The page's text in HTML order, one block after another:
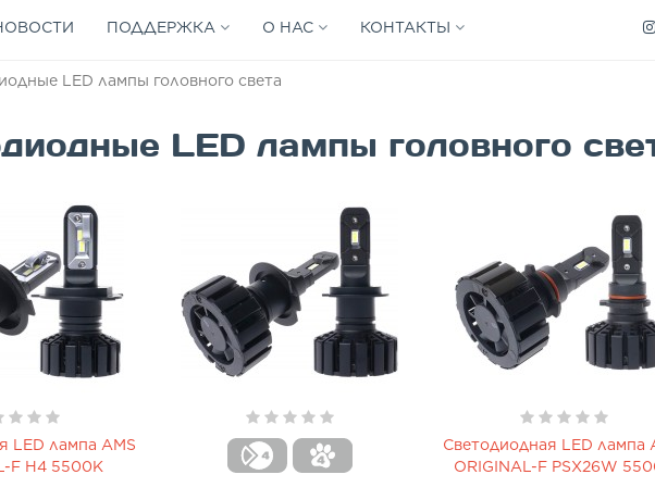
ПОДДЕРЖКА О НАС КОНТАКТЫ
LED лампы головного света
LED лампы головного
LED лампа AMS
F H4 5500K
Светодиодная LED лампа
ORIGINAL-F PSX26W